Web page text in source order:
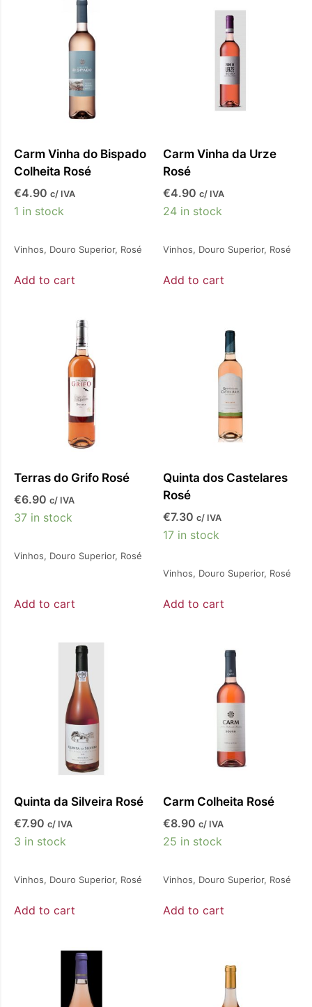
Carm Vinha do Bispado
Colheita Rosé
€4.90 c/ IVA
1 in stock
Vinhos, Douro Superior, Rosé
Add to cart
Carm Vinha da Urze
Rosé
€4.90 c/ IVA
24 in stock
Vinhos, Douro Superior, Rosé
Add to cart
Terras do Grifo Rosé
€6.90 c/ IVA
37 in stock
Vinhos, Douro Superior, Rosé
Add to cart
Quinta dos Castelares
Rosé
€7.30 c/ IVA
17 in stock
Vinhos, Douro Superior, Rosé
Add to cart
Quinta da Silveira Rosé
€7.90 c/ IVA
3 in stock
Vinhos, Douro Superior, Rosé
Add to cart
Carm Colheita Rosé
€8.90 c/ IVA
25 in stock
Vinhos, Douro Superior, Rosé
Add to cart